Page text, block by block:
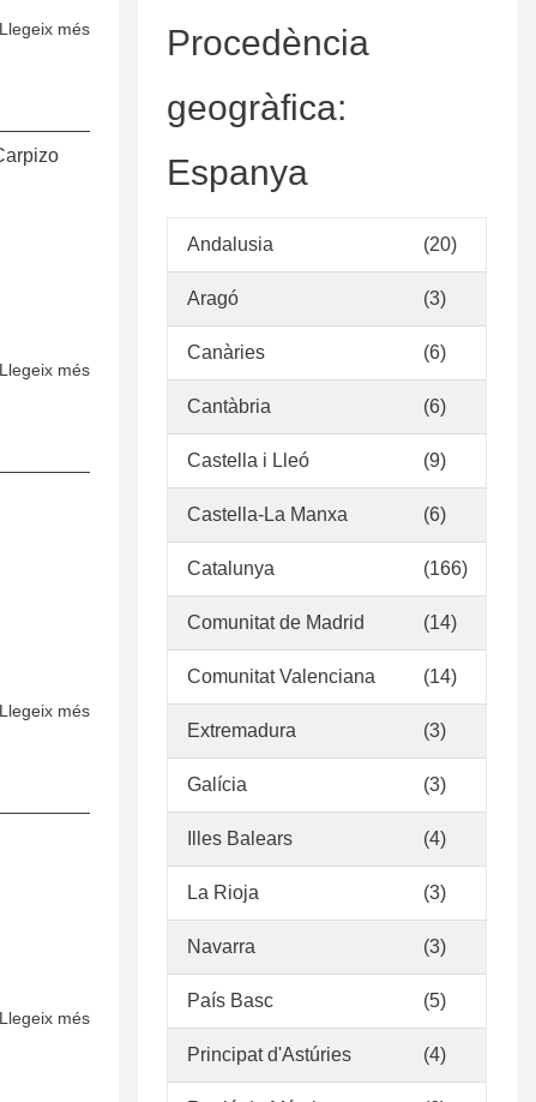
Llegeix méssobre
Información
Llegeix méssobre
Llegeix méssobre
Llegeix méssobre
Procedència
geogràfica:
Espanya
Andalusia (20)
Aragó (3)
Canàries (6)
Cantàbria (6)
Castella i Lleó (9)
Castella-La Manxa (6)
Catalunya (166)
Comunitat de Madrid (14)
Comunitat Valenciana (14)
Extremadura (3)
Galícia (3)
Illes Balears (4)
La Rioja (3)
Navarra (3)
País Basc (5)
Principat d'Astúries (4)